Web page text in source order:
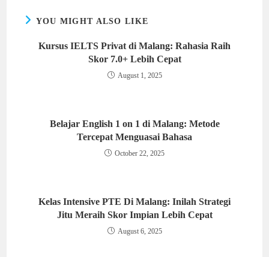
YOU MIGHT ALSO LIKE
Kursus IELTS Privat di Malang: Rahasia Raih
Skor 7.0+ Lebih Cepat
August 1, 2025
Belajar English 1 on 1 di Malang: Metode
Tercepat Menguasai Bahasa
October 22, 2025
Kelas Intensive PTE Di Malang: Inilah Strategi
Jitu Meraih Skor Impian Lebih Cepat
August 6, 2025